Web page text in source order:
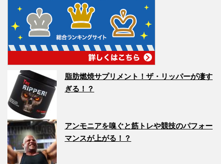
脂肪燃焼サプリメント！ザ・リッパーが凄す
ぎる！？
アンモニアを嗅ぐと筋トレや競技のパフォー
マンスが上がる！？